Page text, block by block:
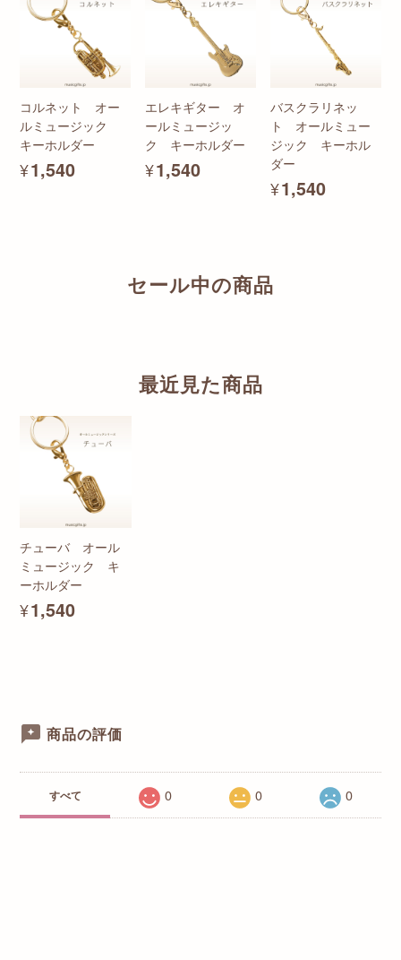
コルネット オー
ルミュージック
キーホルダー
¥1,540
エレキギター オ
ールミュージッ
ク キーホルダー
¥1,540
バスクラリネッ
ト オールミュー
ジック キーホル
ダー
¥1,540
セール中の商品
最近見た商品
チューバ オール
ミュージック キ
ーホルダー
¥1,540
商品の評価
すべて 0 0 0